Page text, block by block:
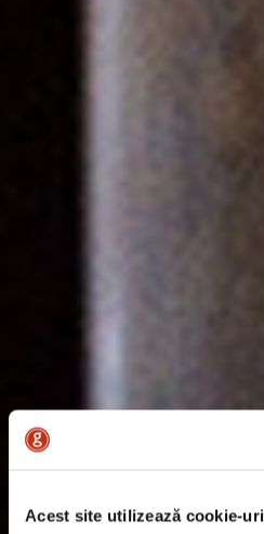
Acest site utilizează cookie-uri